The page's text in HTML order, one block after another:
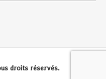
droits réservés.